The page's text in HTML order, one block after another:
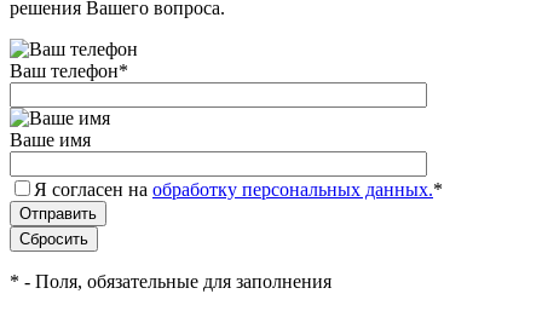
решения Вашего вопроса.
Ваш телефон*
Ваше имя
Я согласен на обработку персональных данных.*
* - Поля, обязательные для заполнения